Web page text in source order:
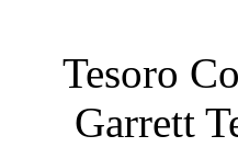
Tesoro
Garrett